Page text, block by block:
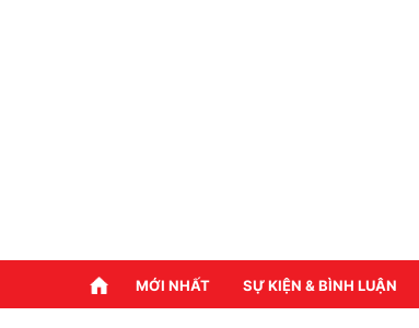
MỚI NHẤT SỰ KIỆN & BÌNH LUẬN